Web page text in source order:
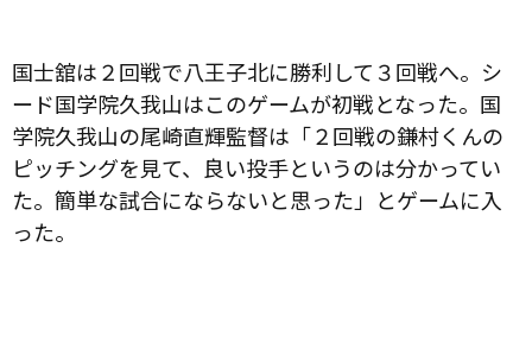
国士舘は２回戦で八王子北に勝利して３回戦へ。シ
ード国学院久我山はこのゲームが初戦となった。国
学院久我山の尾崎直輝監督は「２回戦の鎌村くんの
ピッチングを見て、良い投手というのは分かってい
た。簡単な試合にならないと思った」とゲームに入
った。